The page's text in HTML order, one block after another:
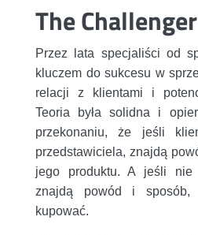
The
Przez lata specjaliści od
kluczem do sukcesu w
relacji z klientami i
Teoria była solidna i
przekonaniu, że jeśli
przedstawiciela, znajdą
jego produktu. A jeśli nie
znajdą powód i
kupować.